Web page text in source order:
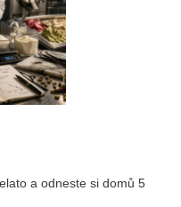
a odneste si domů 5